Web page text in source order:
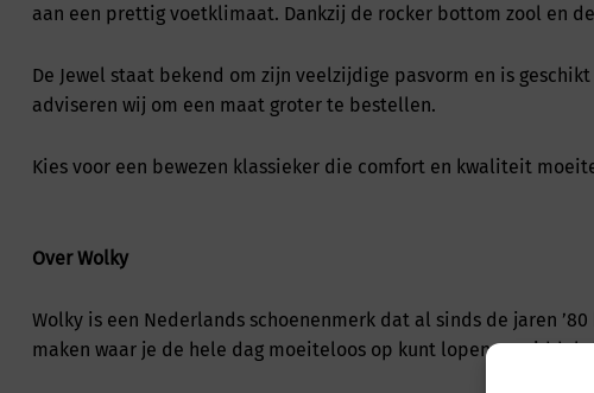
aan een prettig voetklimaat. Dankzij de rocker bottom zool en
De Jewel staat bekend om zijn veelzijdige pasvorm en is
adviseren wij om een maat groter te bestellen.
Kies voor een bewezen klassieker die comfort en kwaliteit
Over Wolky
Wolky is een Nederlands schoenenmerk dat al sinds de jaren
maken waar je de hele dag moeiteloos op kunt lopen.